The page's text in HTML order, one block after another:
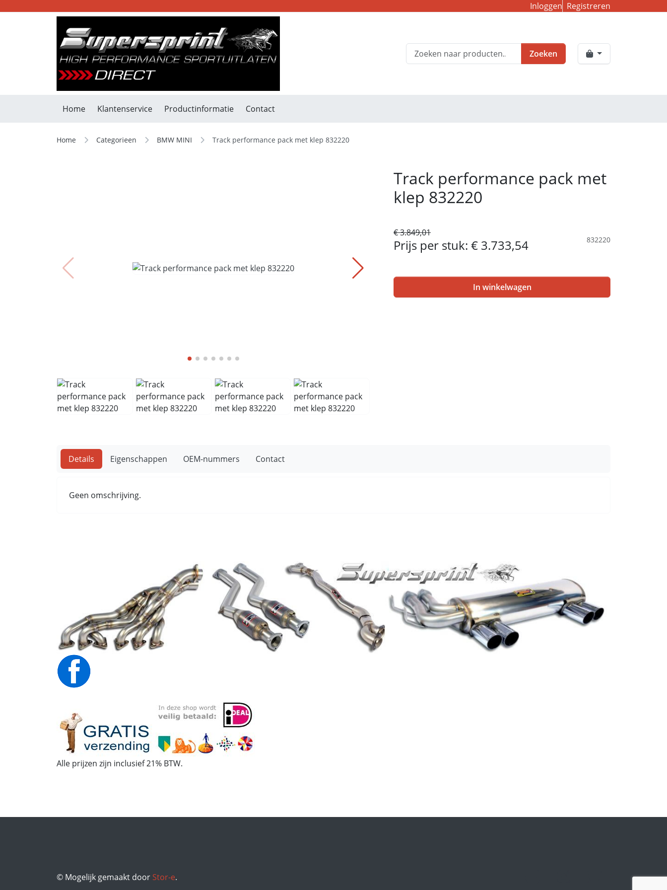
Inloggen Registreren
Zoeken
Home Klantenservice Productinformatie Contact
Home Categorieen BMW MINI Track performance pack met klep 832220
Track performance pack met
klep 832220
€ 3.849,01
Prijs per stuk: € 3.733,54 832220
In winkelwagen
Details Eigenschappen OEM-nummers Contact
Geen omschrijving.
Alle prijzen zijn inclusief 21% BTW.
© Mogelijk gemaakt door Stor-e.